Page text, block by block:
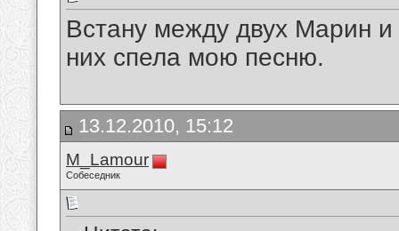
Встану между двух Марин
них спела мою песню.
13.12.2010, 15:12
M_Lamour
Собеседник